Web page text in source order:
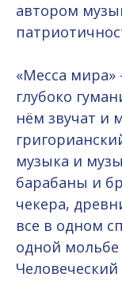
автором
«Месса мира»
глубоко
нём звучат и
музыка и
барабаны и
чекера,
все в одном
одной